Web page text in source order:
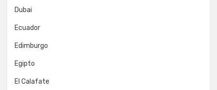
Dubai
Ecuador
Edimburgo
Egipto
El Calafate